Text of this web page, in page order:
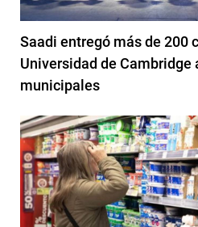
Saadi entregó más de 200
Universidad de Cambridge
municipales